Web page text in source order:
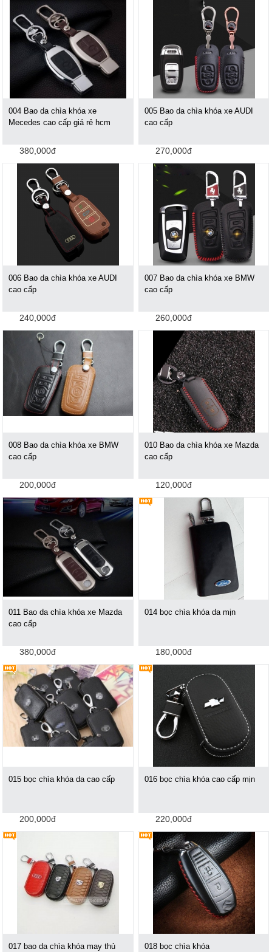
004 Bao da chìa khóa xe
Mecedes cao cấp giá rẻ hcm
380,000đ
005 Bao da chìa khóa xe AUDI
cao cấp
270,000đ
006 Bao da chìa khóa xe AUDI
cao cấp
240,000đ
007 Bao da chìa khóa xe BMW
cao cấp
260,000đ
008 Bao da chìa khóa xe BMW
cao cấp
200,000đ
010 Bao da chìa khóa xe Mazda
cao cấp
120,000đ
011 Bao da chìa khóa xe Mazda
cao cấp
380,000đ
014 bọc chìa khóa da mịn
180,000đ
015 bọc chìa khóa da cao cấp
200,000đ
016 bọc chìa khóa cao cấp mịn
220,000đ
017 bao da chìa khóa may thủ
018 bọc chìa khóa